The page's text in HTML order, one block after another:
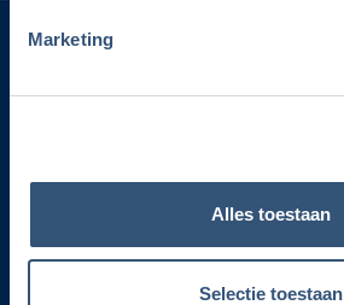
Marketing
Alles toestaan
Selectie toestaan
Categorieën
Voorwaarden lidmaatschap